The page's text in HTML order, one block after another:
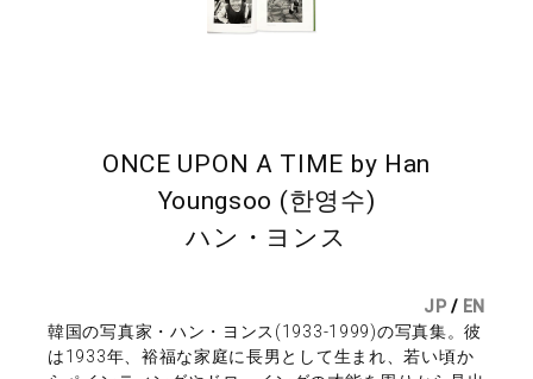
ONCE UPON A TIME by Han
Youngsoo (한영수)
ハン・ヨンス
JP / EN
韓国の写真家・ハン・ヨンス(1933-1999)の写真集。彼
は1933年、裕福な家庭に長男として生まれ、若い頃か